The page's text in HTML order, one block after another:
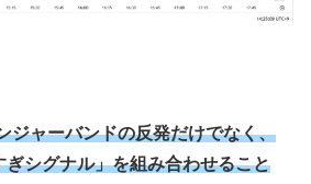
ジャーバンドの反発だけでなく、
シグナル」を組み合わせること